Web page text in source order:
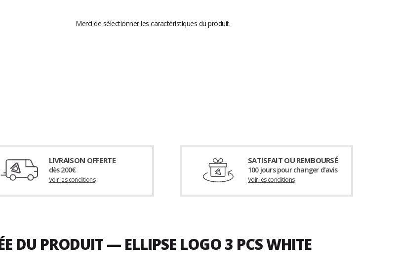
Merci de sélectionner les caractéristiques du produit.
LIVRAISON OFFERTE
dès 200€
Voir les conditions
SATISFAIT OU REMBOURSÉ
100 jours pour changer d’avis
Voir les conditions
DU PRODUIT — ELLIPSE LOGO 3 PCS WHITE